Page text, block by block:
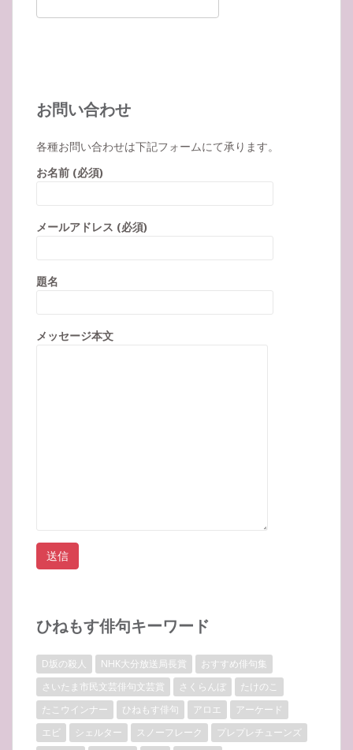
お問い合わせ
各種お問い合わせは下記フォームにて承ります。
お名前 (必須)
メールアドレス (必須)
題名
メッセージ本文
ひねもす俳句キーワード
D坂の殺人 NHK大分放送局長賞
おすすめ俳句集
さいたま市民文芸俳句文芸賞
さくらんぼ
たけのこ
たこウインナー
ひねもす俳句 アロエ
アーケード
エビ
シェルター スノーフレーク
プレプレチューンズ